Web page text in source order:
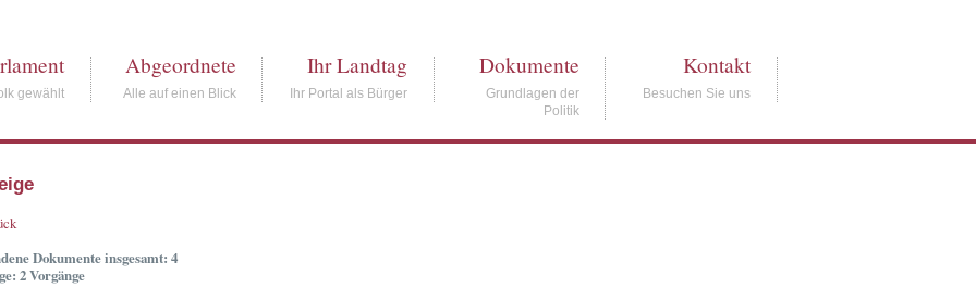
gewählt
Abgeordnete
Alle auf einen Blick
Ihr Landtag
Ihr Portal als Bürger
Dokumente
Grundlagen der
Politik
Kontakt
Besuchen Sie uns
Dokumente insgesamt: 4
2 Vorgänge